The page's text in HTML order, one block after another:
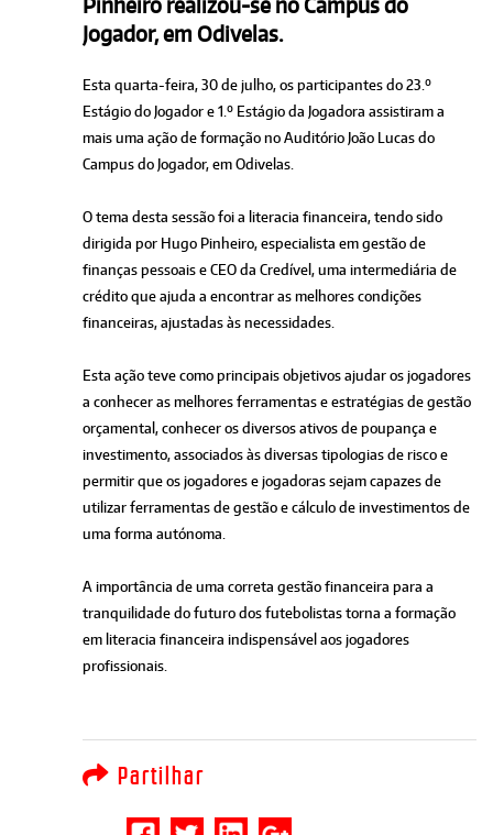
Jogador, em Odivelas.
Esta quarta-feira, 30 de julho, os participantes do 23.º
Estágio do Jogador e 1.º Estágio da Jogadora assistiram a
mais uma ação de formação no Auditório João Lucas do
Campus do Jogador, em Odivelas.
O tema desta sessão foi a literacia financeira, tendo sido
dirigida por Hugo Pinheiro, especialista em gestão de
finanças pessoais e CEO da Credível, uma intermediária de
crédito que ajuda a encontrar as melhores condições
financeiras, ajustadas às necessidades.
Esta ação teve como principais objetivos ajudar os jogadores
a conhecer as melhores ferramentas e estratégias de gestão
orçamental, conhecer os diversos ativos de poupança e
investimento, associados às diversas tipologias de risco e
permitir que os jogadores e jogadoras sejam capazes de
utilizar ferramentas de gestão e cálculo de investimentos de
uma forma autónoma.
A importância de uma correta gestão financeira para a
tranquilidade do futuro dos futebolistas torna a formação
em literacia financeira indispensável aos jogadores
profissionais.
Partilhar